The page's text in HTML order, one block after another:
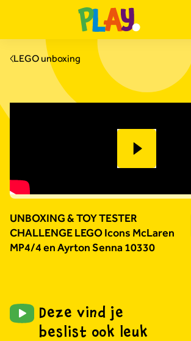
LEGO unboxing
UNBOXING & TOY TESTER
CHALLENGE LEGO Icons McLaren
MP4/4 en Ayrton Senna 10330
Deze vind je
beslist ook leuk